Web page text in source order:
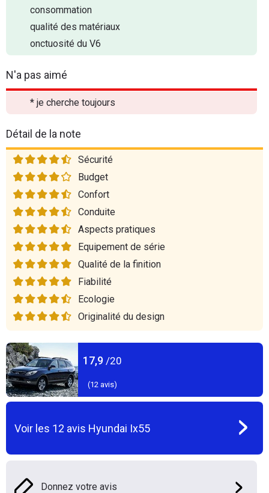
consommation
qualité des matériaux
onctuosité du V6
N'a pas aimé
* je cherche toujours
Détail de la note
Sécurité
Budget
Confort
Conduite
Aspects pratiques
Equipement de série
Qualité de la finition
Fiabilité
Ecologie
Originalité du design
17,9 /20
(12 avis)
Voir les 12 avis Hyundai Ix55
Donnez votre avis